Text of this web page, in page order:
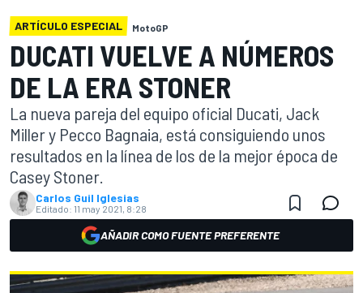
ARTÍCULO ESPECIAL MotoGP
DUCATI VUELVE A NÚMEROS
DE LA ERA STONER
La nueva pareja del equipo oficial Ducati, Jack
Miller y Pecco Bagnaia, está consiguiendo unos
resultados en la línea de los de la mejor época de
Casey Stoner.
Carlos Guil Iglesias
Editado: 11 may 2021, 8:28
AÑADIR COMO FUENTE PREFERENTE